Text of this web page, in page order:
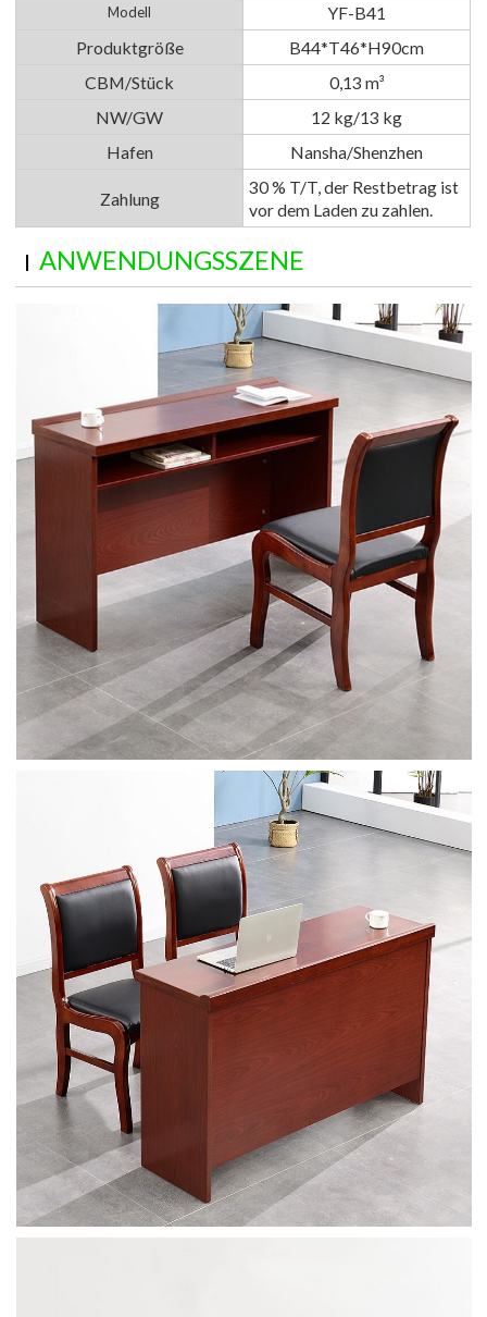
Modell
YF-B41
Produktgröße
B44*T46*H90cm
CBM/Stück
0,13 m³
NW/GW
12 kg/13 kg
Hafen
Nansha/Shenzhen
Zahlung
30 % T/T, der Restbetrag ist
vor dem Laden zu zahlen.
ANWENDUNGSSZENE